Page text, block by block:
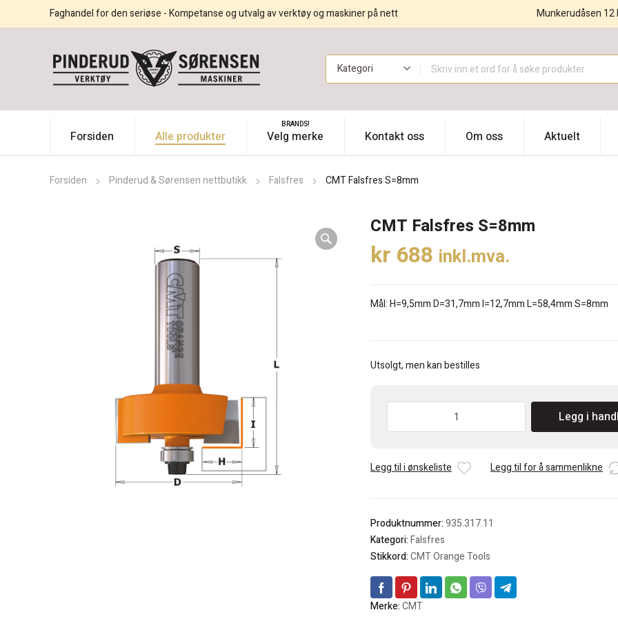
Faghandel for den seriøse - Kompetanse og utvalg av verktøy og maskiner på nett Munkerudåsen 12
Forsiden Alle produkter Velg merke
BRANDS!
Kontakt oss Om oss Aktuelt
Forsiden Pinderud & Sørensen nettbutikk Falsfres CMT Falsfres S=8mm
CMT Falsfres S=8mm
kr 688 inkl.mva.
Mål: H=9,5mm D=31,7mm I=12,7mm L=58,4mm S=8mm
Utsolgt, men kan bestilles
Legg i
Legg til i ønskeliste Legg til for å sammenlikne
Produktnummer:935.317.11
Kategori:Falsfres
Stikkord:CMT Orange Tools
Merke:CMT